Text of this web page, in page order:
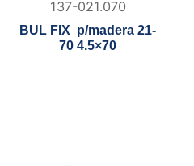
137-021.070
BUL FIX p/madera 21-
70 4.5×70